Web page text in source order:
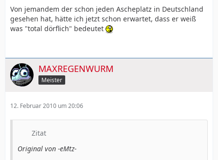
Von jemandem der schon jeden Ascheplatz in Deutschland
gesehen hat, hätte ich jetzt schon erwartet, dass er weiß
was "total dörflich" bedeutet
MAXREGENWURM
Meister
12. Februar 2010 um 20:06
Zitat
Original von -eMtz-